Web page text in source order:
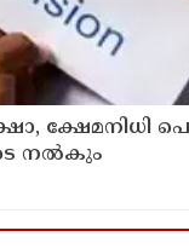
ക്ഷേമനിധി
നൽകും